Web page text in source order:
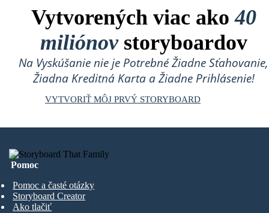
Vytvorených viac ako40
miliónovstoryboardov
Na Vyskúšanie nie je Potrebné Žiadne Sťahovanie,
Žiadna Kreditná Karta a Žiadne Prihlásenie!
VYTVORIŤ MÔJ PRVÝ STORYBOARD
Pomoc
Pomoc a časté otázky
Storyboard Creator
Ako tlačiť